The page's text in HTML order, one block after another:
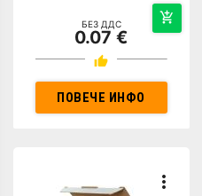
БЕЗ ДДС
0.07 €
ПОВЕЧЕ ИНФО